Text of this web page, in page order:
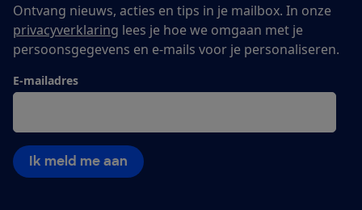
Ontvang nieuws, acties en tips in je mailbox. In onze
privacyverklaring lees je hoe we omgaan met je
persoonsgegevens en e-mails voor je personaliseren.
E-mailadres
Ik meld me aan